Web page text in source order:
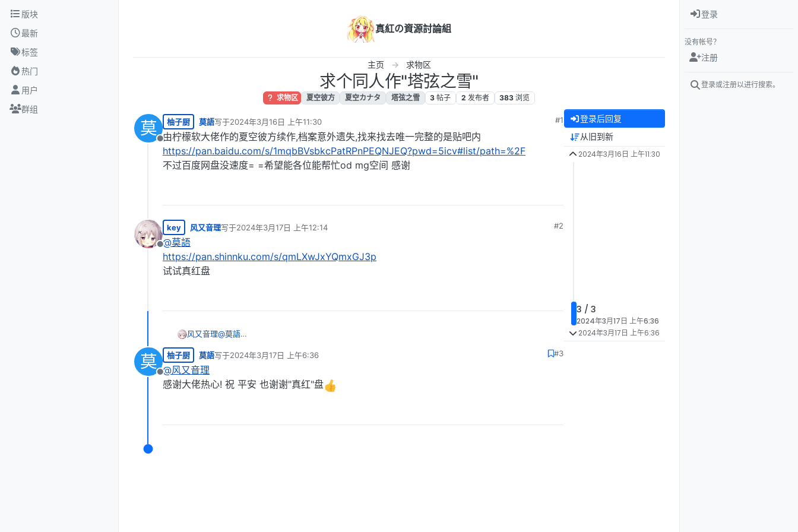
跳转至内容
版块
最新
标签
热门
用户
群组
真紅の資源討論組
主页 求物区
求个同人作"塔弦之雪"
求物区 夏空彼方 夏空カナタ 塔弦之雪 3 帖子 2 发布者 383 浏览
莫
离线
柚子厨 莫語写于2024年3月16日 上午11:30
最后由 编辑
#1
由柠檬软大佬作的夏空彼方续作,档案意外遗失,找来找去唯一完整的是贴吧内
https://pan.baidu.com/s/1mqbBVsbkcPatRPnPEQNJEQ?pwd=5icv#list/path=%2F
不过百度网盘没速度= =希望能各位能帮忙od mg空间 感谢
离线
key 风又音理写于2024年3月17日 上午12:14
最后由 编辑
#2
@莫語
https://pan.shinnku.com/s/qmLXwJxYQmxGJ3p
试试真红盘
风又音理@莫語
试试真红盘
莫
离线
柚子厨 莫語写于2024年3月17日 上午6:36
最后由 编辑
#3
@风又音理
感谢大佬热心! 祝 平安 也谢谢"真红"盘
登录后回复
从旧到新
2024年3月16日 上午11:30
3 / 3
2024年3月17日 上午6:36
2024年3月17日 上午6:36
登录
没有帐号？
注册
登录或注册以进行搜索。